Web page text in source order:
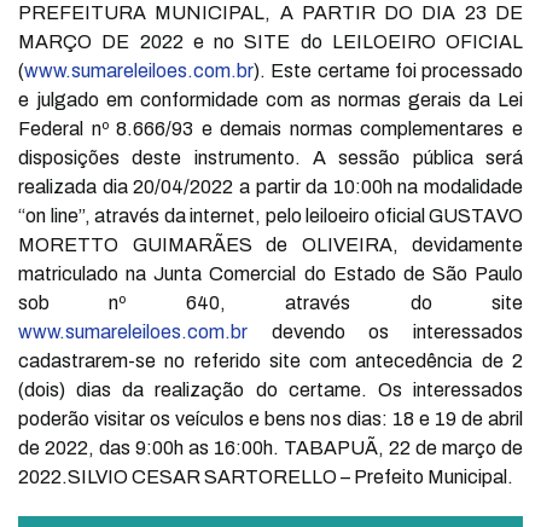
PREFEITURA MUNICIPAL, A PARTIR DO DIA 23 DE
MARÇO DE 2022 e no SITE do LEILOEIRO OFICIAL
(www.sumareleiloes.com.br). Este certame foi processado
e julgado em conformidade com as normas gerais da Lei
Federal nº 8.666/93 e demais normas complementares e
disposições deste instrumento. A sessão pública será
realizada dia 20/04/2022 a partir da 10:00h na modalidade
“on line”, através da internet, pelo leiloeiro oficial GUSTAVO
MORETTO GUIMARÃES de OLIVEIRA, devidamente
matriculado na Junta Comercial do Estado de São Paulo
sob nº 640, através do site
www.sumareleiloes.com.br devendo os interessados
cadastrarem-se no referido site com antecedência de 2
(dois) dias da realização do certame. Os interessados
poderão visitar os veículos e bens nos dias: 18 e 19 de abril
de 2022, das 9:00h as 16:00h. TABAPUÃ, 22 de março de
2022.SILVIO CESAR SARTORELLO – Prefeito Municipal.